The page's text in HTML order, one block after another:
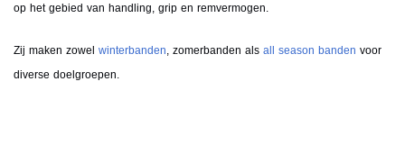
op het gebied van handling, grip en remvermogen.
Zij maken zowel winterbanden, zomerbanden als all season banden voor
diverse doelgroepen.